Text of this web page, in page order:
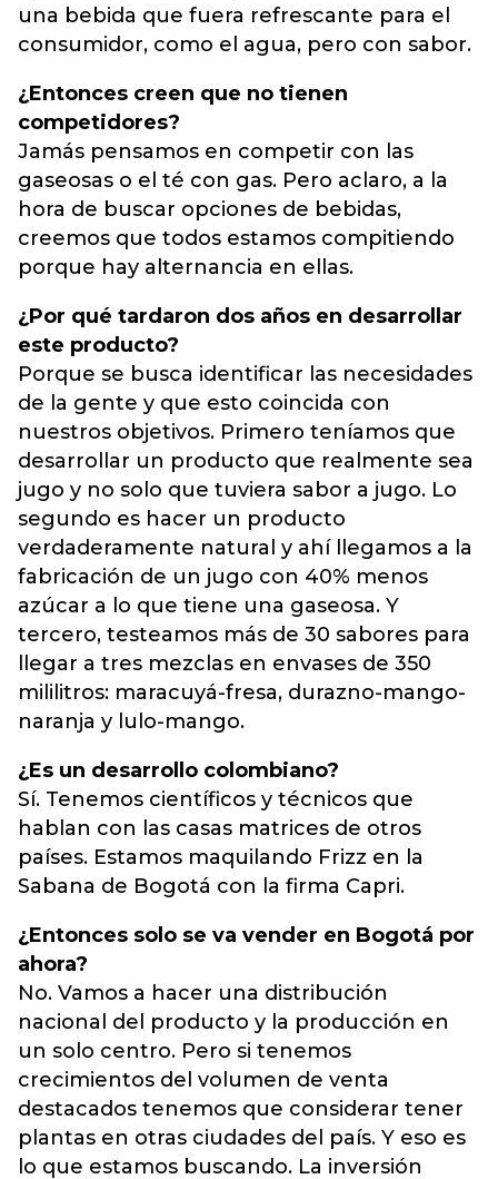
una bebida que fuera refrescante para el
consumidor, como el agua, pero con sabor.
¿Entonces creen que no tienen
competidores?
Jamás pensamos en competir con las
gaseosas o el té con gas. Pero aclaro, a la
hora de buscar opciones de bebidas,
creemos que todos estamos compitiendo
porque hay alternancia en ellas.
¿Por qué tardaron dos años en desarrollar
este producto?
Porque se busca identificar las necesidades
de la gente y que esto coincida con
nuestros objetivos. Primero teníamos que
desarrollar un producto que realmente sea
jugo y no solo que tuviera sabor a jugo. Lo
segundo es hacer un producto
verdaderamente natural y ahí llegamos a la
fabricación de un jugo con 40% menos
azúcar a lo que tiene una gaseosa. Y
tercero, testeamos más de 30 sabores para
llegar a tres mezclas en envases de 350
mililitros: maracuyá-fresa, durazno-mango-
naranja y lulo-mango.
¿Es un desarrollo colombiano?
Sí. Tenemos científicos y técnicos que
hablan con las casas matrices de otros
países. Estamos maquilando Frizz en la
Sabana de Bogotá con la firma Capri.
¿Entonces solo se va vender en Bogotá por
ahora?
No. Vamos a hacer una distribución
nacional del producto y la producción en
un solo centro. Pero si tenemos
crecimientos del volumen de venta
destacados tenemos que considerar tener
plantas en otras ciudades del país. Y eso es
lo que estamos buscando. La inversión